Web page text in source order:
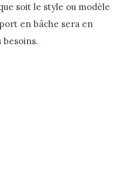
soit le style ou modèle
en bâche sera en
besoins.